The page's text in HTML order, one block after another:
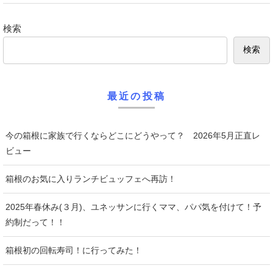
検索
検索
最近の投稿
今の箱根に家族で行くならどこにどうやって？ 2026年5月正直レ
ビュー
箱根のお気に入りランチビュッフェへ再訪！
2025年春休み(３月)、ユネッサンに行くママ、パパ気を付けて！予
約制だって！！
箱根初の回転寿司！に行ってみた！